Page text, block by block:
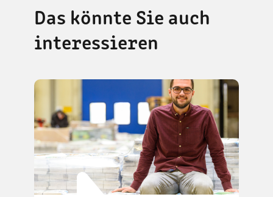
Das könnte Sie auch
interessieren